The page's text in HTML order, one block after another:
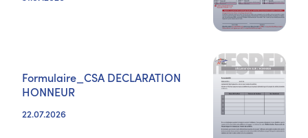
Formulaire_CSA DECLARATION
HONNEUR
22.07.2026